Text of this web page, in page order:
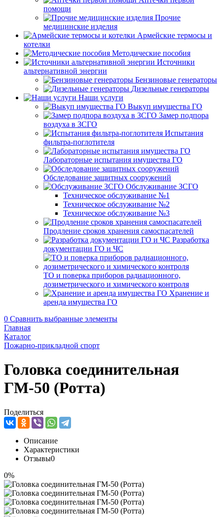
помощи
Прочие
медицинские изделия
Армейские термосы и
котелки
Методические пособия
Источники
альтернативной энергии
Бензиновые генераторы
Дизельные генераторы
Наши услуги
Выкуп имущества ГО
Замер подпора
воздуха в ЗСГО
Испытания
фильтра-поглотителя
Лабораторные испытания имущества ГО
Обследование защитных сооружений
Обслуживание ЗСГО
Техническое обслуживание №1
Техническое обслуживание №2
Техническое обслуживание №3
Продление сроков хранения самоспасателей
Разработка
документации ГО и ЧС
ТО и поверка приборов радиационного,
дозиметрического и химического контроля
Хранение и
аренда имущества ГО
0 Сравнить выбранные элементы
Главная
Каталог
Пожарно-прикладной спорт
Головка соединительная
ГМ-50 (Ротта)
Поделиться
Описание
Характеристики
Отзывы0
0%